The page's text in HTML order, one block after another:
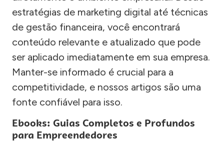
estratégias de marketing digital até técnicas
de gestão financeira, você encontrará
conteúdo relevante e atualizado que pode
ser aplicado imediatamente em sua empresa.
Manter-se informado é crucial para a
competitividade, e nossos artigos são uma
fonte confiável para isso.
Ebooks: Guias Completos e Profundos
para Empreendedores